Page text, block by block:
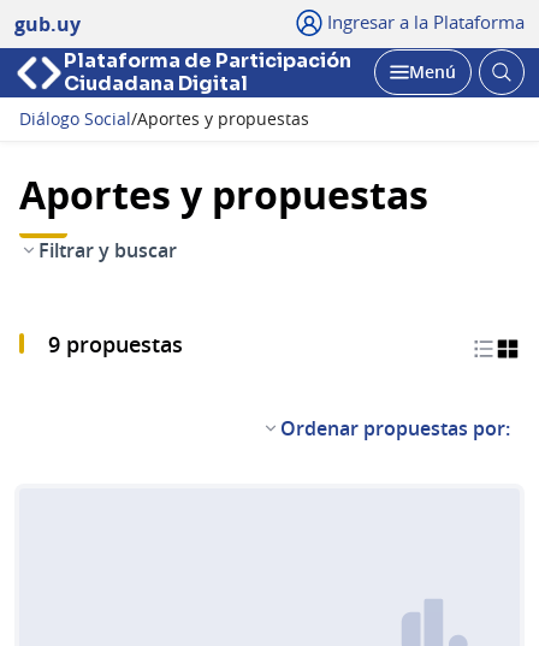
gub.uy Ingresar a la Plataforma
Plataforma de Participación
Ciudadana Digital
Abrir
Menú
Diálogo Social/Aportes y propuestas
Aportes y propuestas
Filtrar y buscar
9 propuestas
Ordenar propuestas por: